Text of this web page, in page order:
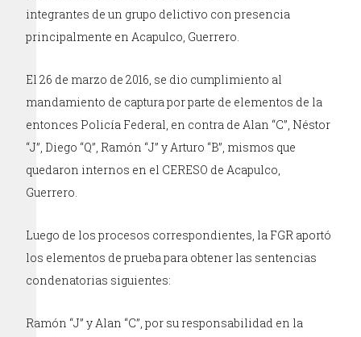
integrantes de un grupo delictivo con presencia
principalmente en Acapulco, Guerrero.
El 26 de marzo de 2016, se dio cumplimiento al
mandamiento de captura por parte de elementos de la
entonces Policía Federal, en contra de Alan “C”, Néstor
“J”, Diego “Q”, Ramón “J” y Arturo “B”, mismos que
quedaron internos en el CERESO de Acapulco,
Guerrero.
Luego de los procesos correspondientes, la FGR aportó
los elementos de prueba para obtener las sentencias
condenatorias siguientes:
Ramón “J” y Alan “C”, por su responsabilidad en la